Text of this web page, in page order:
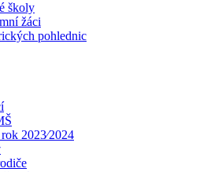
školy
žáci
pohlednic
2023⁄2024